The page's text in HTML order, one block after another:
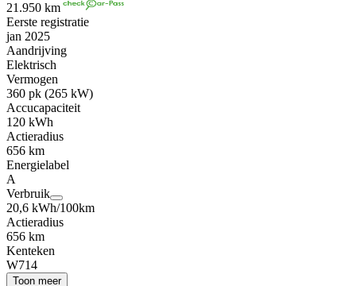
21.950 km
Eerste registratie
jan 2025
Aandrijving
Elektrisch
Vermogen
360 pk (265 kW)
Accucapaciteit
120 kWh
Actieradius
656 km
Energielabel
A
Verbruik
20,6 kWh/100km
Actieradius
656 km
Kenteken
W714
Toon meer